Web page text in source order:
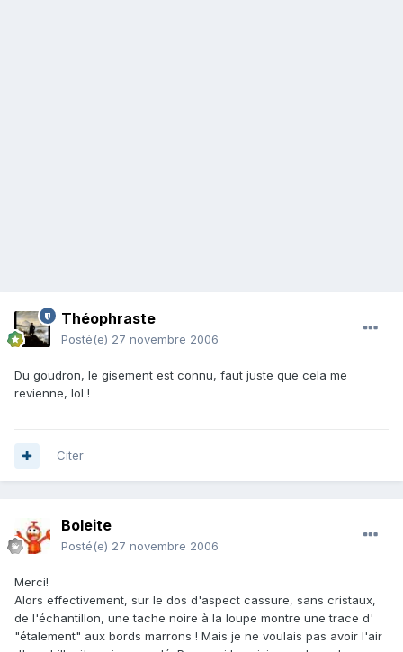
Théophraste
Posté(e) 27 novembre 2006
Du goudron, le gisement est connu, faut juste que cela me
revienne, lol !
Citer
Boleite
Posté(e) 27 novembre 2006
Merci!
Alors effectivement, sur le dos d'aspect cassure, sans cristaux,
de l'échantillon, une tache noire à la loupe montre une trace d'
"étalement" aux bords marrons ! Mais je ne voulais pas avoir l'air